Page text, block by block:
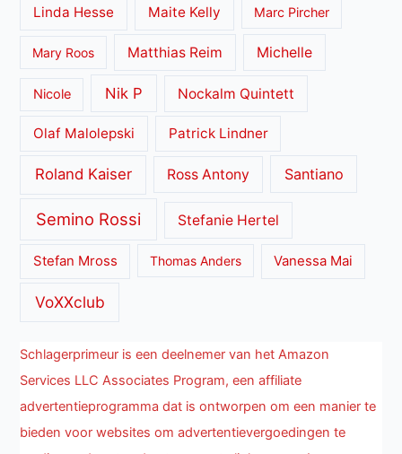
Linda Hesse Maite Kelly Marc Pircher
Mary Roos Matthias Reim Michelle
Nicole Nik P Nockalm Quintett
Olaf Malolepski Patrick Lindner
Roland Kaiser Ross Antony Santiano
Semino Rossi Stefanie Hertel
Stefan Mross Thomas Anders Vanessa Mai
VoXXclub
Schlagerprimeur is een deelnemer van het Amazon
Services LLC Associates Program, een affiliate
advertentieprogramma dat is ontworpen om een manier te
bieden voor websites om advertentievergoedingen te